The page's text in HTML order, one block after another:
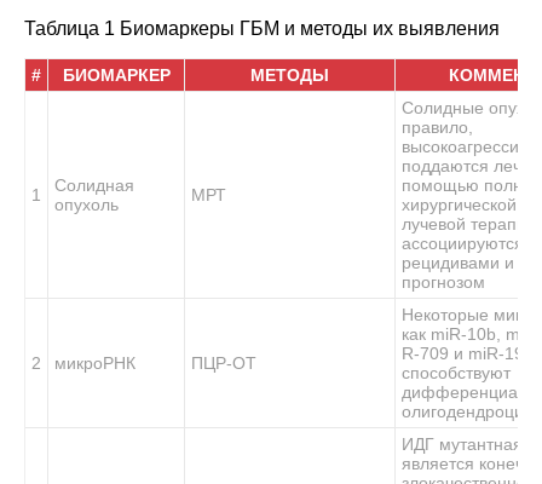
Таблица 1 Биомаркеры ГБМ и методы их выявления
# БИОМАРКЕР МЕТОДЫ
1
Солидная
опухоль
МРТ
Солидные
правило,
поддаются
помощью полной
хирургической
лучевой
ассоциируются
рецидивами и
прогнозом
2 микроРНК ПЦР-ОТ
Некоторые
как miR-10b,
R-709 и miR-19a,
способствуют
ИДГ мутантная
является